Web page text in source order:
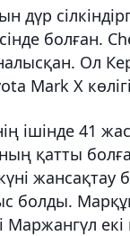
дүр
болған.
Ол
Mark X
ішінде 41
қатты
жансақтау
болды.
Маржангүл